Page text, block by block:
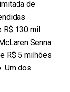
de
R$ 130 mil.
Senna
R$ 5 milhões
Um dos